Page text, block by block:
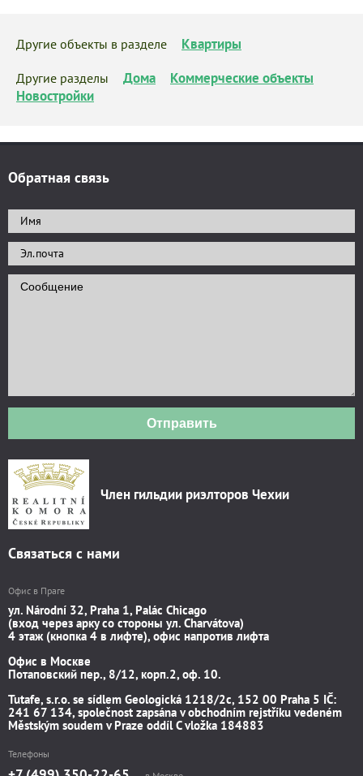
Другие объекты в разделе Квартиры
Другие разделы Дома
Коммерческие объекты
Новостройки
Обратная связь
Отправить
Член гильдии риэлторов Чехии
Связаться с нами
Офис в Праге
ул. Národní 32, Praha 1, Palác Chicago
(вход через арку со стороны ул. Charvátova)
4 этаж (кнопка 4 в лифте), офис напротив лифта
Офис в Москве
Потаповский пер., 8/12, корп.2, оф. 10.
Tutafe, s.r.o. se sídlem Geologická 1218/2c, 152 00 Praha 5 IČ:
241 67 134, společnost zapsána v obchodním rejstříku vedeném
Městským soudem v Praze oddíl C vložka 184883
Телефоны